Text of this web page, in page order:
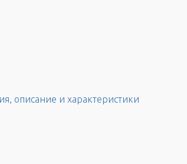
описание и характеристики